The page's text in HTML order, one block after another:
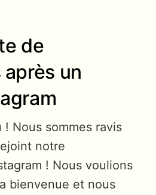
de
un
! Nous sommes ravis
notre
! Nous voulions
bienvenue et nous